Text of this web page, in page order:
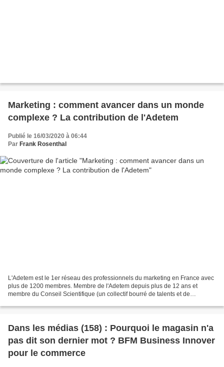
Marketing : comment avancer dans un monde
complexe ? La contribution de l'Adetem
Publié le 16/03/2020 à 06:44
Par Frank Rosenthal
L'Adetem est le 1er réseau des professionnels du marketing en France avec
plus de 1200 membres. Membre de l'Adetem depuis plus de 12 ans et
membre du Conseil Scientifique (un collectif bourré de talents et de
Dans les médias (158) : Pourquoi le magasin n'a
pas dit son dernier mot ? BFM Business Innover
pour le commerce